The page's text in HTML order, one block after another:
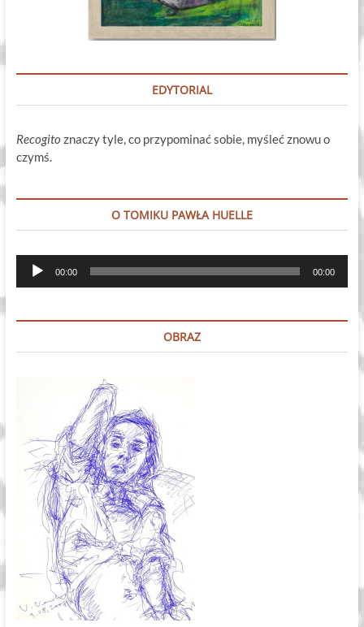
EDYTORIAL
Recogito znaczy tyle, co przypominać sobie, myśleć znowu o
czymś.
O TOMIKU PAWŁA HUELLE
Odtwarzacz
plików
00:00 00:00
OBRAZ